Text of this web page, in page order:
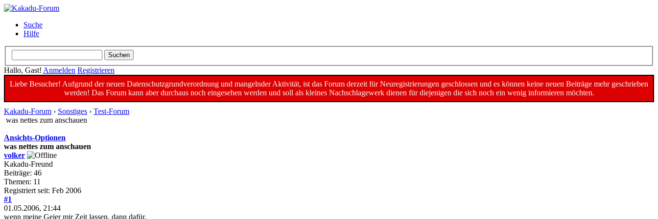
Suche
Hilfe
Hallo, Gast! Anmelden Registrieren
Liebe Besucher! Aufgrund der neuen Datenschutzgrundverordnung und mangelnder Aktivität, ist das Forum derzeit für Neuregistrierungen geschlossen und es können keine neuen Beiträge mehr geschrieben
werden! Das Forum kann aber durchaus noch eingesehen werden und soll als kleines Nachschlagewerk dienen für diejenigen die sich noch ein wenig informieren möchten.
Kakadu-Forum › Sonstiges › Test-Forum
was nettes zum anschauen
Ansichts-Optionen
was nettes zum anschauen
volker
Kakadu-Freund
Beiträge: 46
Themen: 11
Registriert seit: Feb 2006
#1
01.05.2006, 21:44
wenn meine Geier mir Zeit lassen, dann dafür.